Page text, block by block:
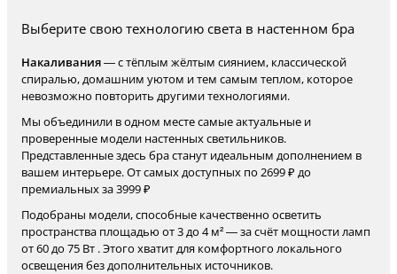
Выберите свою технологию света в настенном бра
Накаливания— с тёплым жёлтым сиянием, классической
спиралью, домашним уютом и тем самым теплом, которое
невозможно повторить другими технологиями.
Мы объединили в одном месте самые актуальные и
проверенные модели настенных светильников.
Представленные здесь бра станут идеальным дополнением в
вашем интерьере. От самых доступных по 2699 ₽ до
премиальных за 3999 ₽
Подобраны модели, способные качественно осветить
пространства площадью от 3 до 4 м² — за счёт мощности ламп
от 60 до 75 Вт . Этого хватит для комфортного локального
освещения без дополнительных источников.